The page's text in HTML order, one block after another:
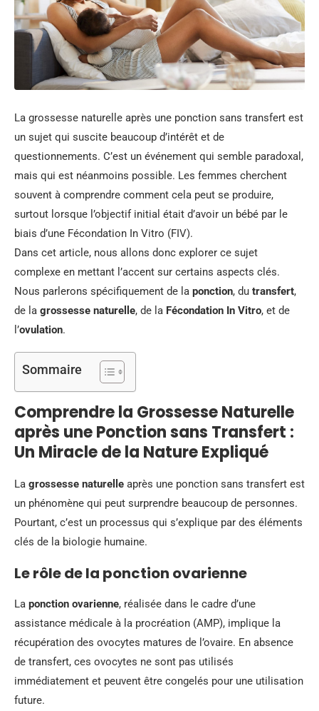
La grossesse naturelle après une ponction sans transfert est
un sujet qui suscite beaucoup d’intérêt et de
questionnements. C’est un événement qui semble paradoxal,
mais qui est néanmoins possible. Les femmes cherchent
souvent à comprendre comment cela peut se produire,
surtout lorsque l’objectif initial était d’avoir un bébé par le
biais d’une Fécondation In Vitro (FIV).
Dans cet article, nous allons donc explorer ce sujet
complexe en mettant l’accent sur certains aspects clés.
Nous parlerons spécifiquement de la ponction, du transfert,
de la grossesse naturelle, de la Fécondation In Vitro, et de
l’ovulation.
Sommaire
Comprendre la Grossesse Naturelle
après une Ponction sans Transfert :
Un Miracle de la Nature Expliqué
La grossesse naturelle après une ponction sans transfert est
un phénomène qui peut surprendre beaucoup de personnes.
Pourtant, c’est un processus qui s’explique par des éléments
clés de la biologie humaine.
Le rôle de la ponction ovarienne
La ponction ovarienne, réalisée dans le cadre d’une
assistance médicale à la procréation (AMP), implique la
récupération des ovocytes matures de l’ovaire. En absence
de transfert, ces ovocytes ne sont pas utilisés
immédiatement et peuvent être congelés pour une utilisation
future.